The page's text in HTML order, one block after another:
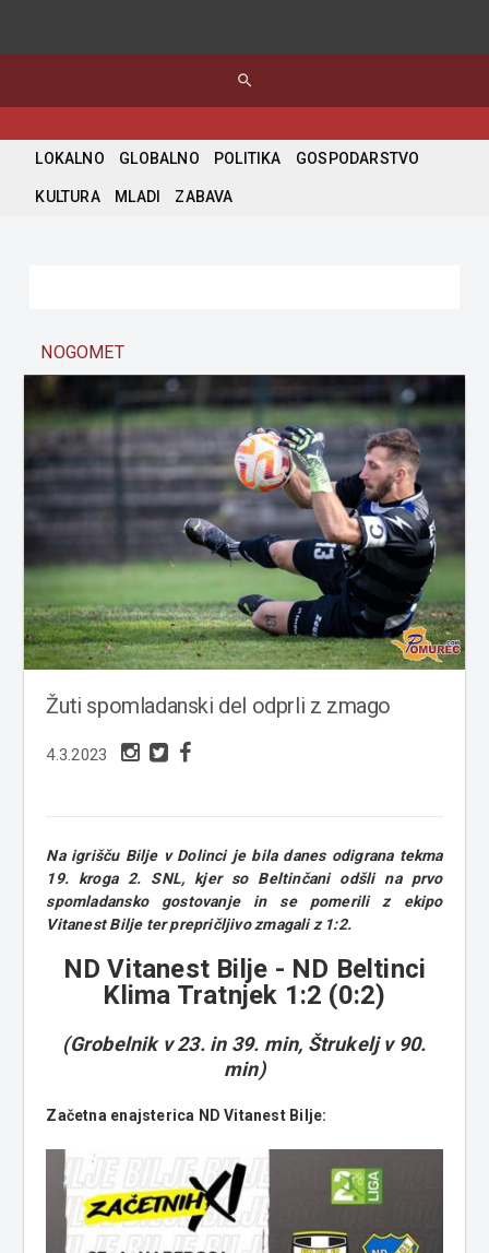
search
LOKALNO GLOBALNO POLITIKA GOSPODARSTVO
KULTURA MLADI ZABAVA
NOGOMET
Žuti spomladanski del odprli z zmago
4.3.2023
Na igrišču Bilje v Dolinci je bila danes odigrana tekma
19. kroga 2. SNL, kjer so Beltinčani odšli na prvo
spomladansko gostovanje in se pomerili z ekipo
Vitanest Bilje ter prepričljivo zmagali z 1:2.
ND Vitanest Bilje - ND Beltinci
Klima Tratnjek 1:2 (0:2)
(Grobelnik v 23. in 39. min, Štrukelj v 90.
min)
Začetna enajsterica ND Vitanest Bilje: